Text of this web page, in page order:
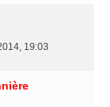
19:03